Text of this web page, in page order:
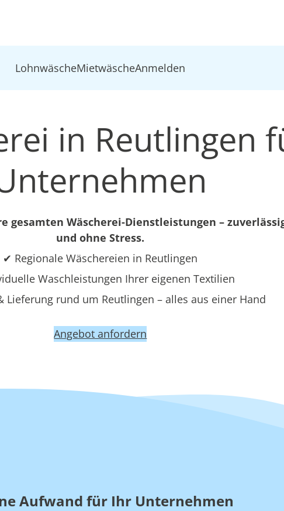
LohnwäscheMietwäscheAnmelden
in Reutlingen
gesamten Wäscherei-Dienstleistungen –
und ohne Stress.
✔ Regionale Wäschereien in Reutlingen
Waschleistungen Ihrer eigenen Textilien
Lieferung rund um Reutlingen – alles aus einer Hand
Angebot anfordern
Aufwand für Ihr Unternehmen